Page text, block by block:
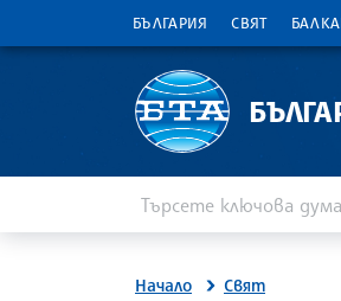
БЪЛГАРИЯ СВЯТ
Начало Свят